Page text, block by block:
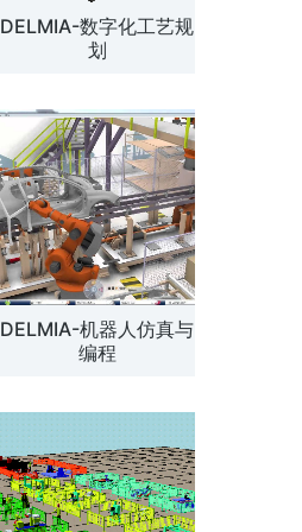
DELMIA-数字化工艺规
划
DELMIA-机器人仿真与
编程